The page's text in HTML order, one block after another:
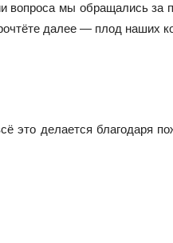
вопроса мы обращались
далее — плод наших
делается благодаря